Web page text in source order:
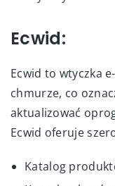
Ecwid:
Ecwid to wtyczka
chmurze, co
aktualizować
Ecwid oferuje
Katalog